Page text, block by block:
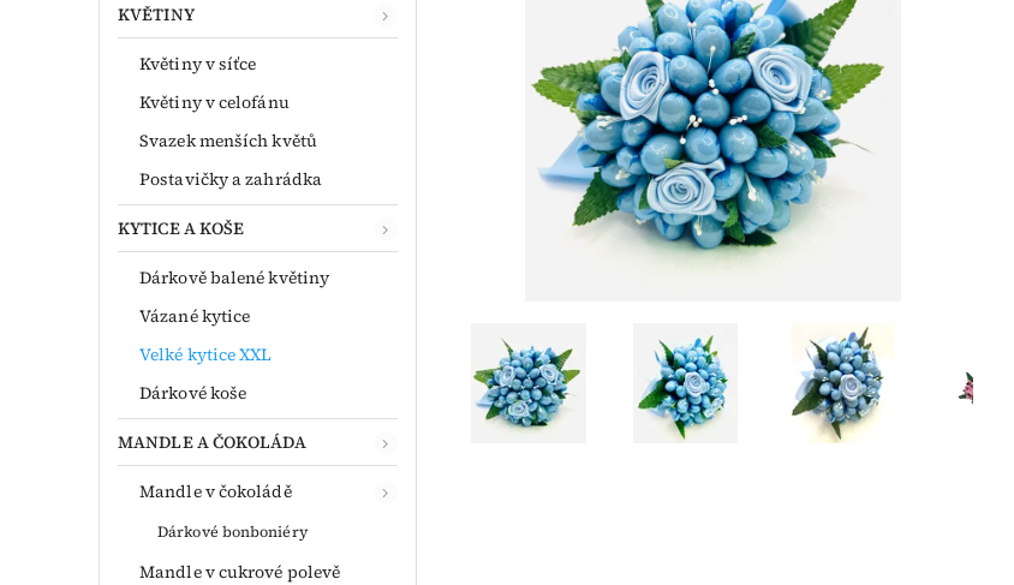
KVĚTINY
Květiny v síťce
Květiny v celofánu
Svazek menších květů
Postavičky a zahrádka
KYTICE A KOŠE
Dárkově balené květiny
Vázané kytice
Velké kytice XXL
Dárkové koše
MANDLE A ČOKOLÁDA
Mandle v čokoládě
Dárkové bonboniéry
Mandle v cukrové polevě